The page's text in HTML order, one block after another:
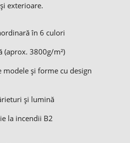
și exterioare.
în 6 culori
(aprox. 3800g/m²)
modele și forme cu design
și lumină
la incendii B2